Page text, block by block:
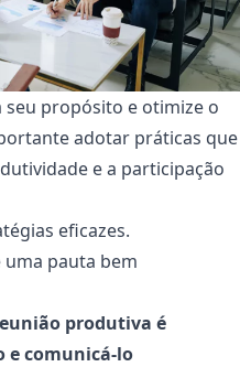
propósito e otimize o
adotar práticas que
e a participação
eficazes.
pauta bem
produtiva é
e comunicá-lo